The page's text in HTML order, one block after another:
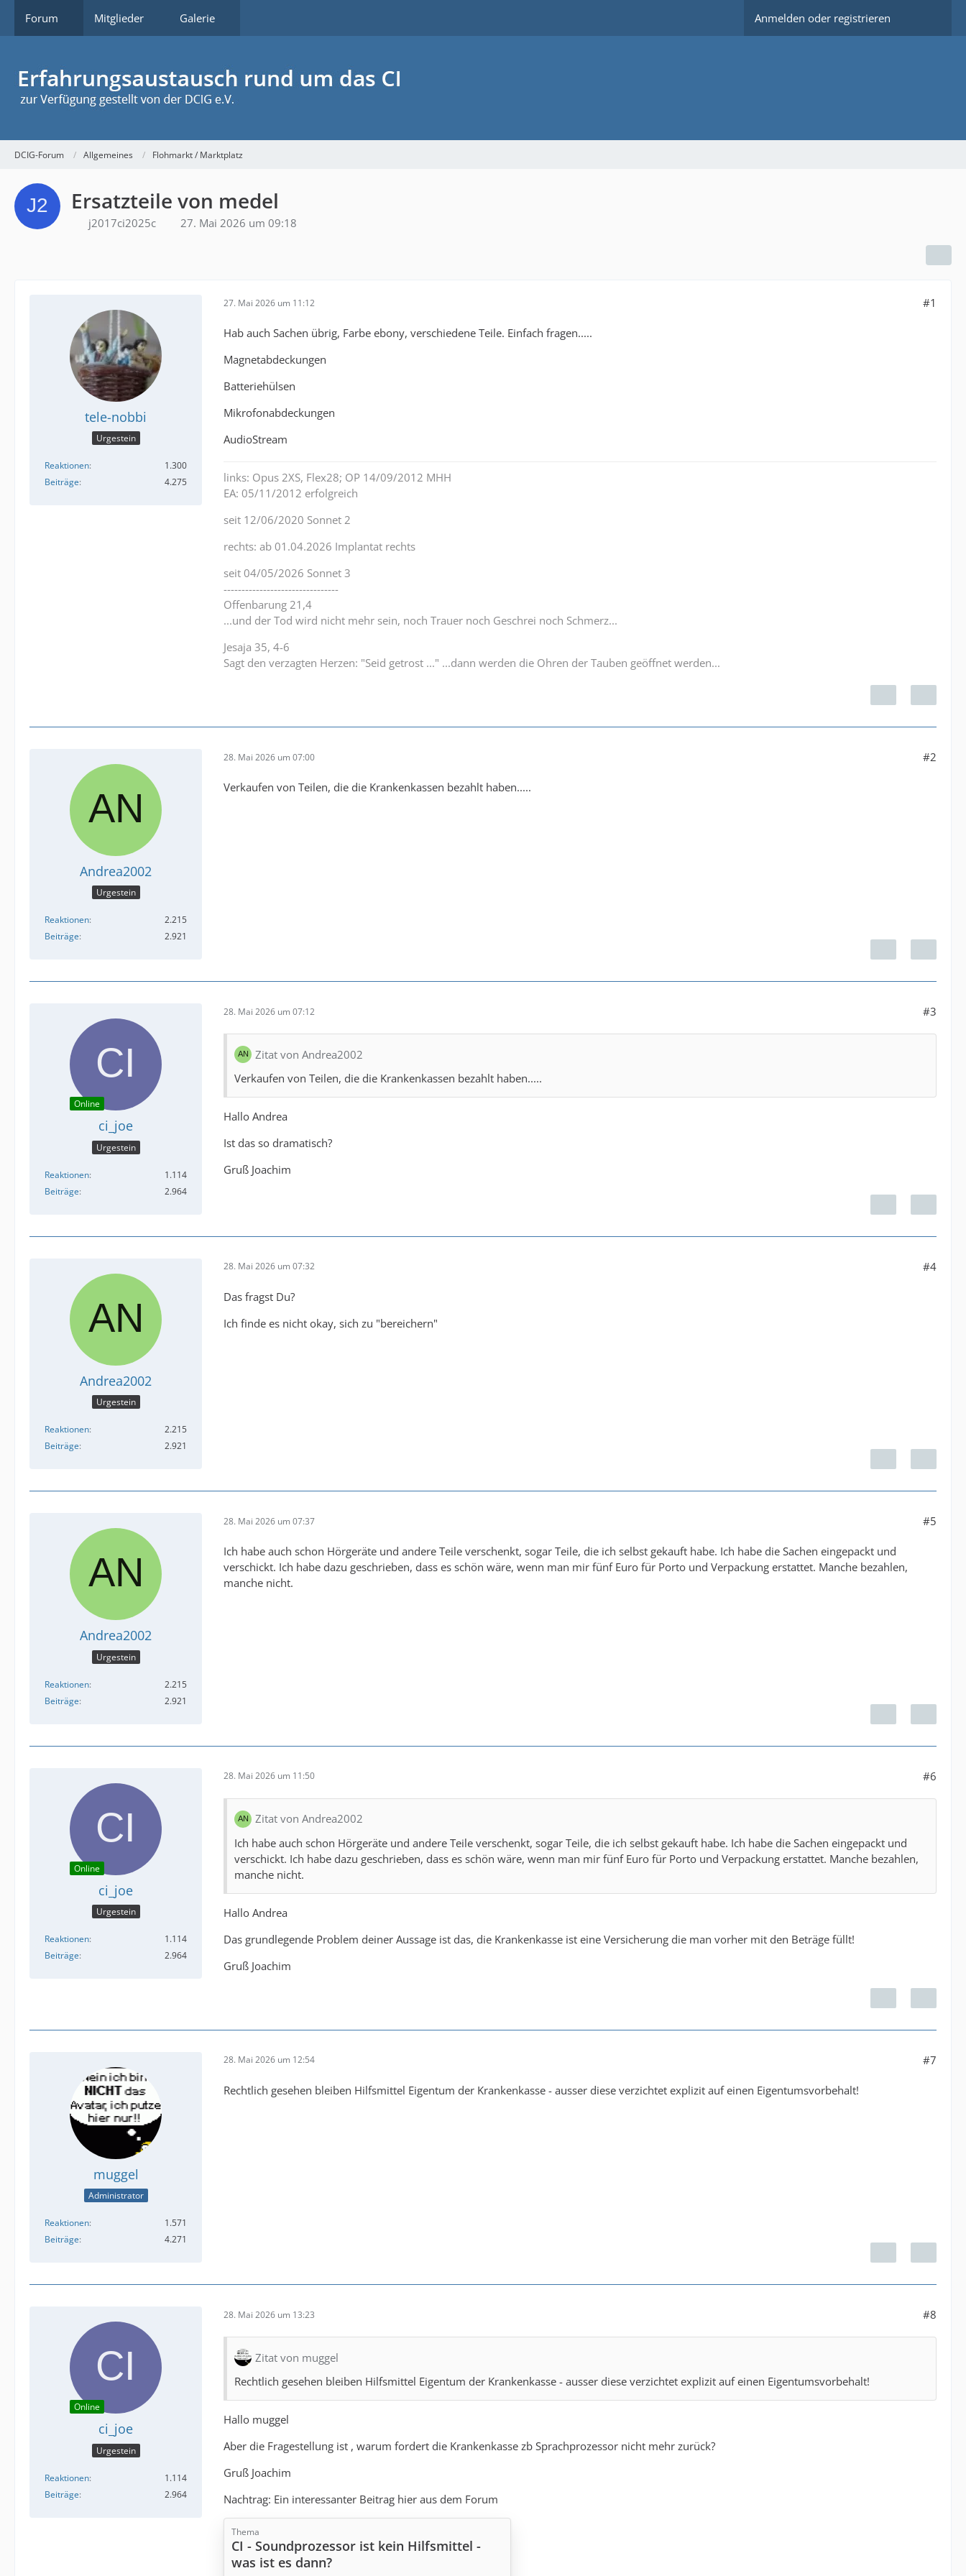
Forum Mitglieder Galerie Anmelden oder registrieren
DCIG-Forum Allgemeines Flohmarkt / Marktplatz
Ersatzteile von medel
j2017ci2025c 27. Mai 2026 um 09:18
tele-nobbi
Urgestein
Reaktionen
1.300
Beiträge
4.275
27. Mai 2026 um 11:12 #1
Hab auch Sachen übrig, Farbe ebony, verschiedene Teile. Einfach fragen.....
Magnetabdeckungen
Batteriehülsen
Mikrofonabdeckungen
AudioStream
links: Opus 2XS, Flex28; OP 14/09/2012 MHH
EA: 05/11/2012 erfolgreich
seit 12/06/2020 Sonnet 2
rechts: ab 01.04.2026 Implantat rechts
seit 04/05/2026 Sonnet 3
--------------------------------
Offenbarung 21,4
...und der Tod wird nicht mehr sein, noch Trauer noch Geschrei noch Schmerz...
Jesaja 35, 4-6
Sagt den verzagten Herzen: "Seid getrost ..." ...dann werden die Ohren der Tauben geöffnet werden...
Andrea2002
Urgestein
Reaktionen
2.215
Beiträge
2.921
28. Mai 2026 um 07:00 #2
Verkaufen von Teilen, die die Krankenkassen bezahlt haben.....
Online
ci_joe
Urgestein
Reaktionen
1.114
Beiträge
2.964
28. Mai 2026 um 07:12 #3
Zitat von Andrea2002
Verkaufen von Teilen, die die Krankenkassen bezahlt haben.....
Hallo Andrea
Ist das so dramatisch?
Gruß Joachim
Andrea2002
Urgestein
Reaktionen
2.215
Beiträge
2.921
28. Mai 2026 um 07:32 #4
Das fragst Du?
Ich finde es nicht okay, sich zu "bereichern"
Andrea2002
Urgestein
Reaktionen
2.215
Beiträge
2.921
28. Mai 2026 um 07:37 #5
Ich habe auch schon Hörgeräte und andere Teile verschenkt, sogar Teile, die ich selbst gekauft habe. Ich habe die Sachen eingepackt und
verschickt. Ich habe dazu geschrieben, dass es schön wäre, wenn man mir fünf Euro für Porto und Verpackung erstattet. Manche bezahlen,
manche nicht.
Online
ci_joe
Urgestein
Reaktionen
1.114
Beiträge
2.964
28. Mai 2026 um 11:50 #6
Zitat von Andrea2002
Ich habe auch schon Hörgeräte und andere Teile verschenkt, sogar Teile, die ich selbst gekauft habe. Ich habe die Sachen eingepackt und
verschickt. Ich habe dazu geschrieben, dass es schön wäre, wenn man mir fünf Euro für Porto und Verpackung erstattet. Manche bezahlen,
manche nicht.
Hallo Andrea
Das grundlegende Problem deiner Aussage ist das, die Krankenkasse ist eine Versicherung die man vorher mit den Beträge füllt!
Gruß Joachim
muggel
Administrator
Reaktionen
1.571
Beiträge
4.271
28. Mai 2026 um 12:54 #7
Rechtlich gesehen bleiben Hilfsmittel Eigentum der Krankenkasse - ausser diese verzichtet explizit auf einen Eigentumsvorbehalt!
Online
ci_joe
Urgestein
Reaktionen
1.114
Beiträge
2.964
28. Mai 2026 um 13:23 #8
Zitat von muggel
Rechtlich gesehen bleiben Hilfsmittel Eigentum der Krankenkasse - ausser diese verzichtet explizit auf einen Eigentumsvorbehalt!
Hallo muggel
Aber die Fragestellung ist , warum fordert die Krankenkasse zb Sprachprozessor nicht mehr zurück?
Gruß Joachim
Nachtrag: Ein interessanter Beitrag hier aus dem Forum
Thema
CI - Soundprozessor ist kein Hilfsmittel -
was ist es dann?